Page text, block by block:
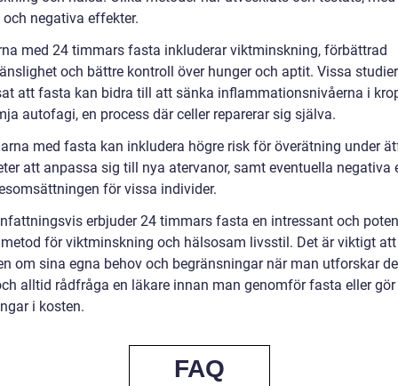
negativa effekter.
med 24 timmars fasta inkluderar viktminskning, förbättrad
och bättre kontroll över hunger och aptit. Vissa
att fasta kan bidra till att sänka inflammationsnivåerna i
autofagi, en process där celler reparerar sig själva.
med fasta kan inkludera högre risk för överätning under
att anpassa sig till nya atervanor, samt eventuella negativa
för vissa individer.
erbjuder 24 timmars fasta en intressant och
för viktminskning och hälsosam livsstil. Det är viktigt
om sina egna behov och begränsningar när man utforskar
alltid rådfråga en läkare innan man genomför fasta eller
i kosten.
FAQ